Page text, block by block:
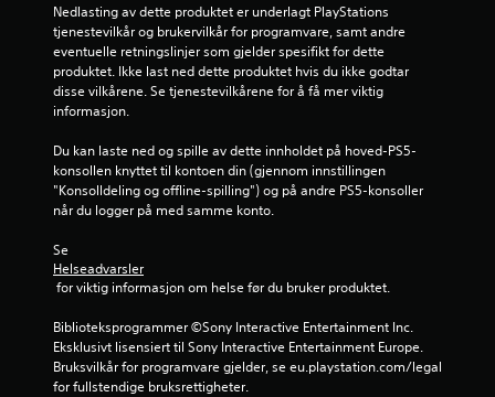
Nedlasting av dette produktet er underlagt PlayStations
tjenestevilkår og brukervilkår for programvare, samt andre
eventuelle retningslinjer som gjelder spesifikt for dette
produktet. Ikke last ned dette produktet hvis du ikke godtar
disse vilkårene. Se tjenestevilkårene for å få mer viktig
informasjon.
Du kan laste ned og spille av dette innholdet på hoved-PS5-
konsollen knyttet til kontoen din (gjennom innstillingen
"Konsolldeling og offline-spilling") og på andre PS5-konsoller
når du logger på med samme konto.
Se
Helseadvarsler
for viktig informasjon om helse før du bruker produktet.
Biblioteksprogrammer ©Sony Interactive Entertainment Inc.
Eksklusivt lisensiert til Sony Interactive Entertainment Europe.
Bruksvilkår for programvare gjelder, se eu.playstation.com/legal
for fullstendige bruksrettigheter.